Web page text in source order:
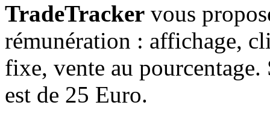
TradeTracker vous
rémunération : affichage,
fixe, vente au
est de 25 Euro.